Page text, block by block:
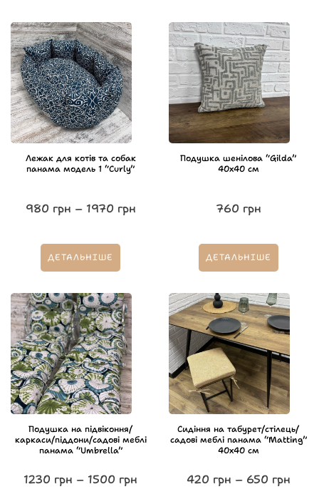
Лежак для котів та собак
панама модель 1 “Curly”
980 грн – 1970 грн
ДЕТАЛЬНІШЕ
Подушка шенілова “Gilda”
40х40 см
760 грн
ДЕТАЛЬНІШЕ
Подушка на підвіконня/
каркаси/піддони/садові меблі
панама “Umbrella”
1230 грн – 1500 грн
Сидіння на табурет/стілець/
садові меблі панама “Matting”
40х40 см
420 грн – 650 грн